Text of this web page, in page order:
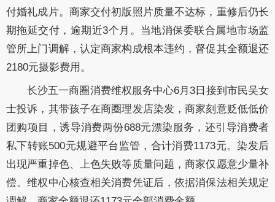
付婚礼成片。商家交付初版照片质量不达标，重修后仍长
期拖延交付，逾期近3个月。当地消保委联合属地市场监
管所上门调解，认定商家构成根本违约，督促其全额退还
2180元摄影费用。
长沙五一商圈消费维权服务中心6月3日接到市民吴女
士投诉，其带孩子在商圈理发店染发，商家刻意贬低低价
团购项目，诱导消费两份688元漂染服务，还引导消费者
私下转账500元规避平台监管，合计消费1173元。染发后
出现严重掉色、上色失败等质量问题，商家仅愿意少量补
偿。维权中心核查相关消费凭证后，依据消保法相关规定